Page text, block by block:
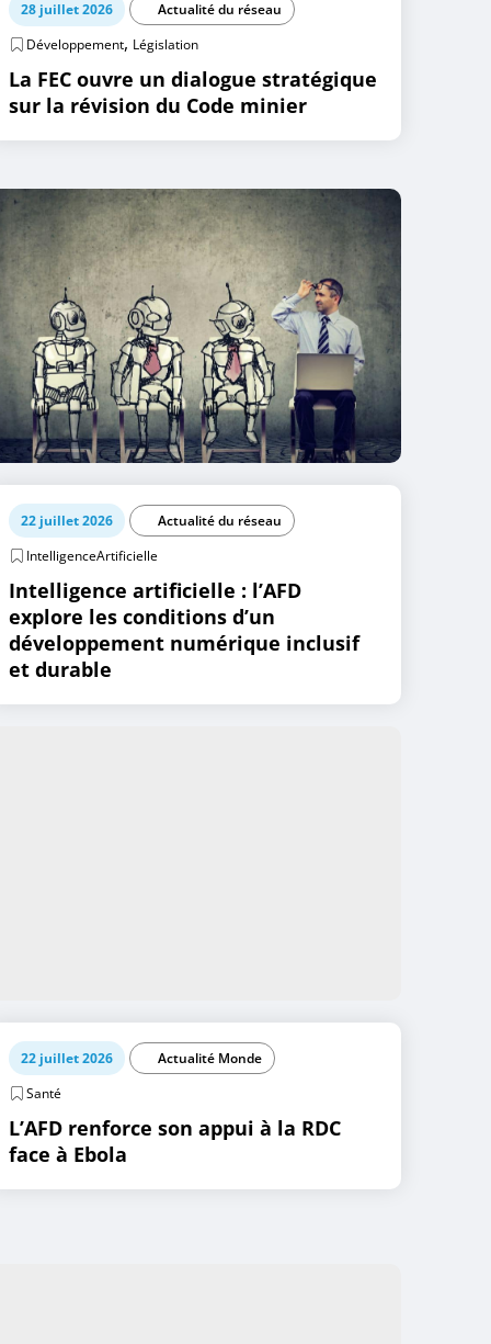
28 juillet 2026
Actualité du réseau
Développement, Législation
La FEC ouvre un dialogue stratégique
sur la révision du Code minier
22 juillet 2026
Actualité du réseau
IntelligenceArtificielle
Intelligence artificielle : l’AFD
explore les conditions d’un
développement numérique inclusif
et durable
22 juillet 2026
Actualité Monde
Santé
L’AFD renforce son appui à la RDC
face à Ebola